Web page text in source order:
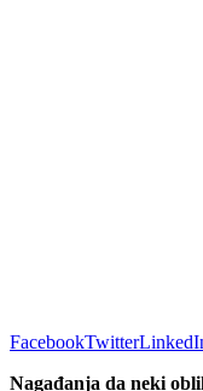
FacebookTwitter
Nagađanja da neki